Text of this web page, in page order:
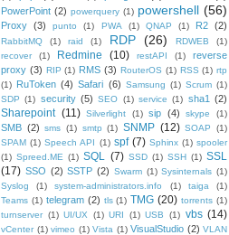
PowerPoint (2) powerquery (1) powershell (56)
Proxy (3) punto (1) PWA (1) QNAP (1) R2 (2)
RabbitMQ (1) raid (1) RDP (26) RDWEB
(1)
recover
(1) Redmine (10) restAPI (1)
reverse
proxy (3) RIP (1) RMS (3) RouterOS (1) RSS (1) rtp
(1) RuToken (4) Safari (6) Samsung (1) Scrum (1)
SDP (1) security (5) SEO (1) service (1) sha1 (2)
Sharepoint (11) Silverlight (1) sip (4) skype (1)
SMB (2) sms (1) smtp (1) SNMP (12) SOAP
(1)
SPAM (1) Speech API (1) spf (7) Sphinx (1) spooler
(1) Spreed.ME (1) SQL (7) SSD (1) SSH (1) SSL
(17) SSO (2) SSTP (2) Swarm (1) Sysinternals (1)
Syslog
(1) system-administrators.info (1) taiga
(1)
Teams (1) telegram (2) tls (1) TMG (20) torrents (1)
turnserver (1) UI/UX (1) URI (1) USB (1) vbs (14)
vCenter (1) vimeo (1) Vista (1) VisualStudio (2) VLAN